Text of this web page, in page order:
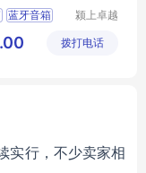
蓝牙音箱
音通话
颍上卓越
有限公司
拨打电话
实行，不少卖家相